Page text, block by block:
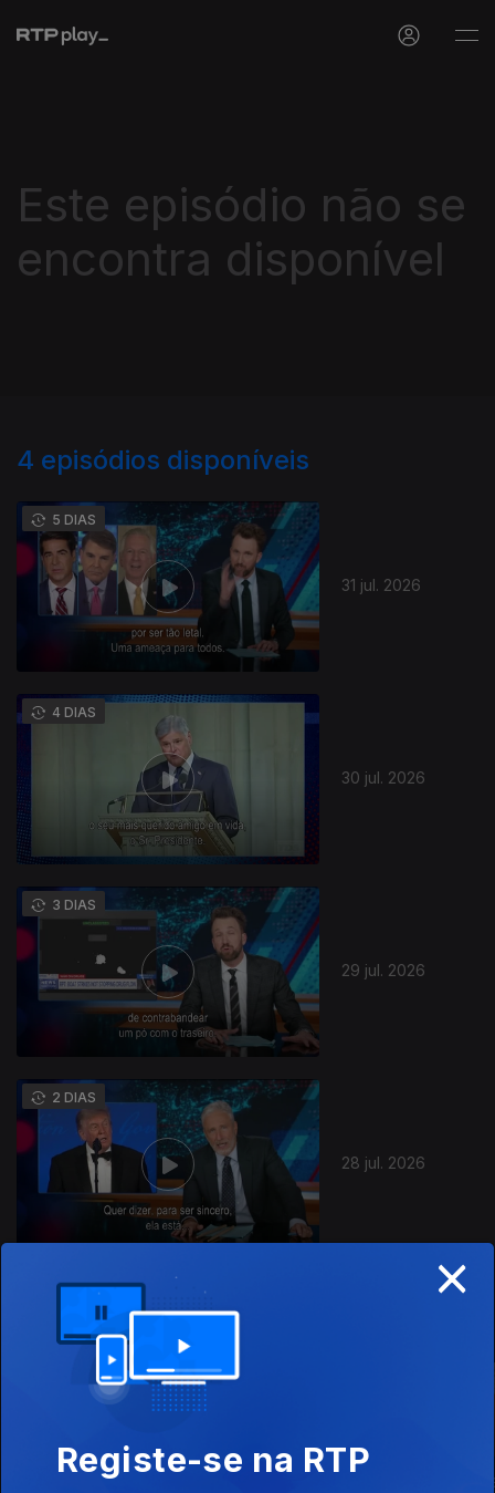
Este episódio não se
encontra disponível
4 episódios disponíveis
5 DIAS
31 jul. 2026
4 DIAS
30 jul. 2026
3 DIAS
29 jul. 2026
2 DIAS
28 jul. 2026
945531
Este conteúdo faz parte de Talk-
Shows
Dona da
×
Registe-se na RTP